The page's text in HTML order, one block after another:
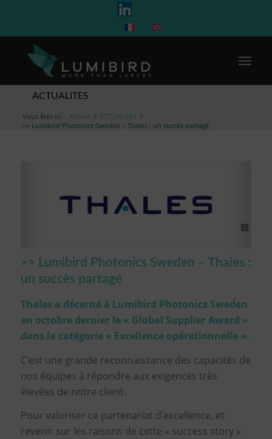
ACTUALITES
Vous êtes ici : Accueil / ACTUALITES /
>> Lumibird Photonics Sweden – Thales : un succès partagé
>> Lumibird Photonics Sweden – Thales :
un succès partagé
Thales a décerné à Lumibird Photonics Sweden
en octobre dernier le « Global Supplier Award »
dans la catégorie « Excellence opérationnelle ».
C’est une grande reconnaissance des capacités de
nos équipes à répondre aux exigences très
élevées de notre client.
Pour valoriser ce partenariat d’excellence, et
revenir sur les raisons de cette « success story »